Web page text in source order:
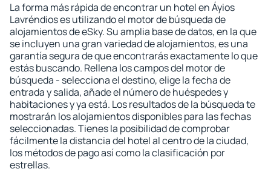
La forma más rápida de encontrar un hotel en Áyios
Lavréndios es utilizando el motor de búsqueda de
alojamientos de eSky. Su amplia base de datos, en la que
se incluyen una gran variedad de alojamientos, es una
garantía segura de que encontrarás exactamente lo que
estás buscando. Rellena los campos del motor de
búsqueda - selecciona el destino, elige la fecha de
entrada y salida, añade el número de huéspedes y
habitaciones y ya está. Los resultados de la búsqueda te
mostrarán los alojamientos disponibles para las fechas
seleccionadas. Tienes la posibilidad de comprobar
fácilmente la distancia del hotel al centro de la ciudad,
los métodos de pago así como la clasificación por
estrellas.